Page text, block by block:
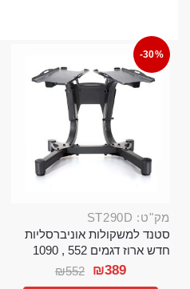
-30%
מק"ט: ST290D
סטנד למשקולות אוניברסליות
חדש ארוז דגמים 552 , 1090
₪552 ₪389